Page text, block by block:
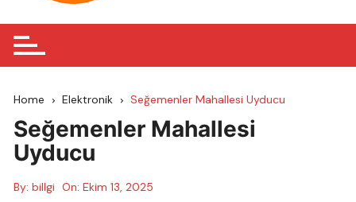
Home Elektronik Seğemenler Mahallesi Uyducu
Seğemenler Mahallesi
Uyducu
By: billgi On:Ekim 13, 2025